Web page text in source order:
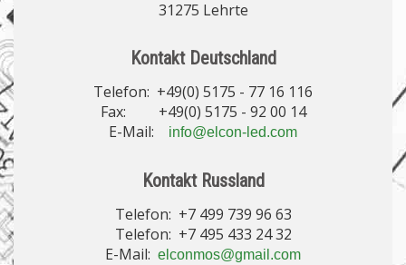
31275 Lehrte
Kontakt Deutschland
Telefon: +49(0) 5175 - 77 16 116
Fax: +49(0) 5175 - 92 00 14
E-Mail:
info@elcon-led.com
Kontakt Russland
Telefon: +7 499 739 96 63
Telefon: +7 495 433 24 32
E-Mail: elconmos@gmail.com